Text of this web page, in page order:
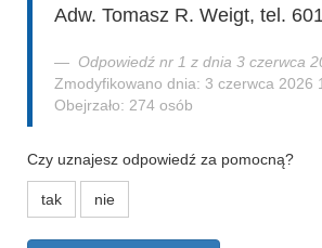
Adw. Tomasz R. Weigt, tel.
Odpowiedź nr 1 z dnia 3 czerwca
Zmodyfikowano dnia: 3 czerwca 2026
Obejrzało: 274 osób
Czy uznajesz odpowiedź za pomocną?
tak nie